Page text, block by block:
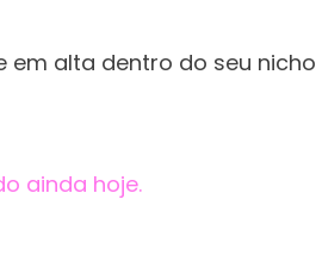
em alta dentro do seu nicho
ainda hoje.